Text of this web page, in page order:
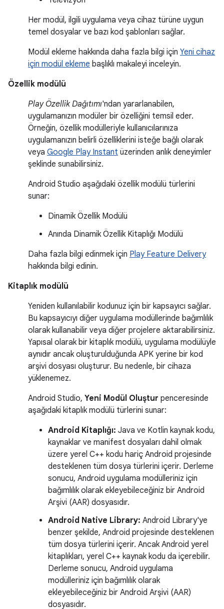
Her modül, ilgili uygulama veya cihaz türüne uygun
temel dosyalar ve bazı kod şablonları sağlar.
Modül ekleme hakkında daha fazla bilgi için Yeni cihaz
için modül ekleme başlıklı makaleyi inceleyin.
Özellik modülü
Play Özellik Dağıtımı'ndan yararlanabilen,
uygulamanızın modüler bir özelliğini temsil eder.
Örneğin, özellik modülleriyle kullanıcılarınıza
uygulamanızın belirli özelliklerini isteğe bağlı olarak
veya Google Play Instant üzerinden anlık deneyimler
şeklinde sunabilirsiniz.
Android Studio aşağıdaki özellik modülü türlerini
sunar:
Dinamik Özellik Modülü
Anında Dinamik Özellik Kitaplığı Modülü
Daha fazla bilgi edinmek için Play Feature Delivery
hakkında bilgi edinin.
Kitaplık modülü
Yeniden kullanılabilir kodunuz için bir kapsayıcı sağlar.
Bu kapsayıcıyı diğer uygulama modüllerinde bağımlılık
olarak kullanabilir veya diğer projelere aktarabilirsiniz.
Yapısal olarak bir kitaplık modülü, uygulama modülüyle
aynıdır ancak oluşturulduğunda APK yerine bir kod
arşivi dosyası oluşturur. Bu nedenle, bir cihaza
yüklenemez.
Android Studio, Yeni Modül Oluştur penceresinde
aşağıdaki kitaplık modülü türlerini sunar:
Android Kitaplığı: Java ve Kotlin kaynak kodu,
kaynaklar ve manifest dosyaları dahil olmak
üzere yerel C++ kodu hariç Android projesinde
desteklenen tüm dosya türlerini içerir. Derleme
sonucu, Android uygulama modülleriniz için
bağımlılık olarak ekleyebileceğiniz bir Android
Arşivi (AAR) dosyasıdır.
Android Native Library: Android Library'ye
benzer şekilde, Android projesinde desteklenen
tüm dosya türlerini içerir. Ancak Android yerel
kitaplıkları, yerel C++ kaynak kodu da içerebilir.
Derleme sonucu, Android uygulama
modülleriniz için bağımlılık olarak
ekleyebileceğiniz bir Android Arşivi (AAR)
dosyasıdır.